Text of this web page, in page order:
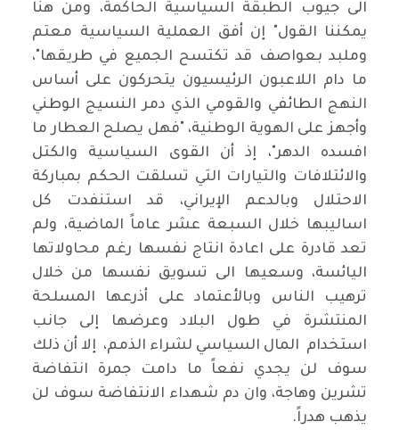
الى جيوب الطبقة السياسية الحاكمة، ومن هنا
يمكننا القول" إن أفق العملية السياسية معتم
وملبد بعواصف قد تكتسح الجميع في طريقها"،
ما دام اللاعبون الرئيسيون يتحركون على أساس
النهج الطائفي والقومي الذي دمر النسيج الوطني
وأجهز على الهوية الوطنية، "فهل يصلح العطار ما
افسده الدهر"، إذ أن القوى السياسية والكتل
والائتلافات والتيارات التي تسلقت الحكم بمباركة
الاحتلال وبالدعم الإيراني، قد استنفدت كل
اساليبها خلال السبعة عشر عاماً الماضية، ولم
تعد قادرة على اعادة انتاج نفسها رغم محاولاتها
اليائسة، وسعيها الى تسويق نفسها من خلال
ترهيب الناس وبالأعتماد على أذرعها المسلحة
المنتشرة في طول البلاد وعرضها إلى جانب
استخدام المال السياسي لشراء الذمم، إلا أن ذلك
سوف لن يجدي نفعاً ما دامت جمرة انتفاضة
تشرين وهاجة، وان دم شهداء الانتفاضة سوف لن
يذهب هدراً.